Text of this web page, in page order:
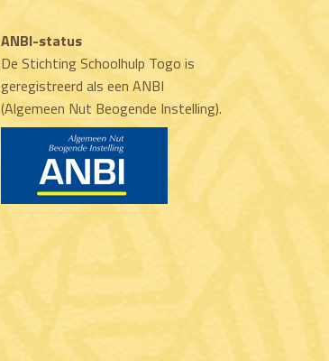
ANBI-status
De Stichting Schoolhulp Togo is
geregistreerd als een ANBI
(Algemeen Nut Beogende Instelling).